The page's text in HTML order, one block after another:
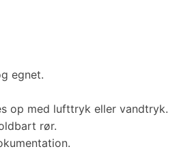
egnet.
op med lufttryk eller vandtryk.
rør.